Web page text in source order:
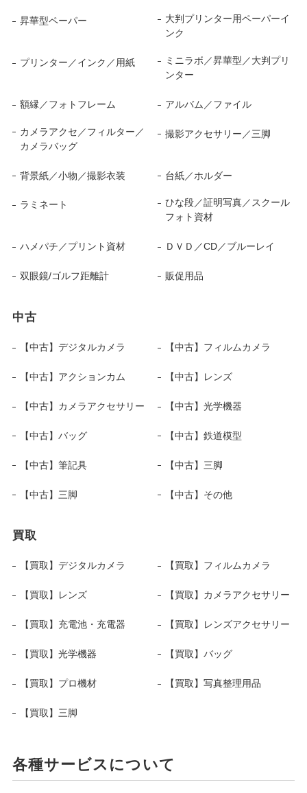
昇華型ペーパー
大判プリンター用ペーパーイ
ンク
プリンター／インク／用紙
ミニラボ／昇華型／大判プリ
ンター
額縁／フォトフレーム アルバム／ファイル
カメラアクセ／フィルター／
カメラバッグ
撮影アクセサリー／三脚
背景紙／小物／撮影衣装 台紙／ホルダー
ラミネート
ひな段／証明写真／スクール
フォト資材
ハメパチ／プリント資材 ＤＶＤ／CD／ブルーレイ
双眼鏡/ゴルフ距離計 販促用品
中古
【中古】デジタルカメラ 【中古】フィルムカメラ
【中古】アクションカム 【中古】レンズ
【中古】カメラアクセサリー 【中古】光学機器
【中古】バッグ 【中古】鉄道模型
【中古】筆記具 【中古】三脚
【中古】三脚 【中古】その他
買取
【買取】デジタルカメラ 【買取】フィルムカメラ
【買取】レンズ 【買取】カメラアクセサリー
【買取】充電池・充電器 【買取】レンズアクセサリー
【買取】光学機器 【買取】バッグ
【買取】プロ機材 【買取】写真整理用品
【買取】三脚
各種サービスについて